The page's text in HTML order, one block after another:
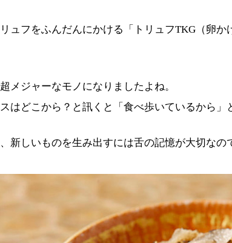
ュフをふんだんにかける「トリュフTKG（卵
メジャーなモノになりましたよね。
はどこから？と訊くと「食べ歩いているから」
新しいものを生み出すには舌の記憶が大切なの